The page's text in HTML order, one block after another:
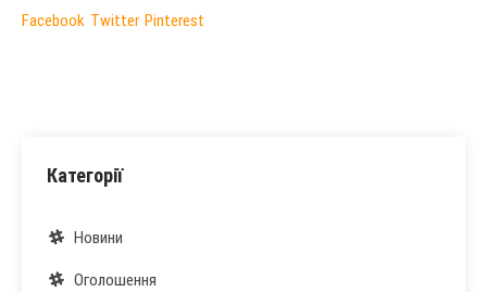
Facebook Twitter Pinterest
Категорії
Новини
Оголошення